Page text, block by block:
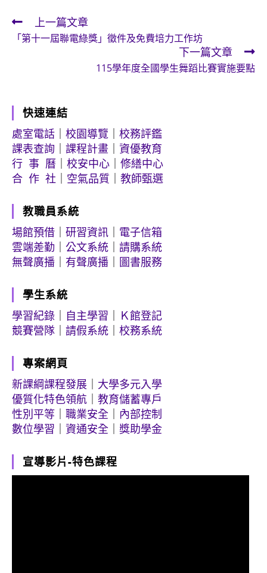
Read
more
上一篇文章
「第十一屆聯電綠獎」徵件及免費培力工作坊
下一篇文章
115學年度全國學生舞蹈比賽實施要點
快速連結
處室電話
校園導覽
校務評鑑
課表查詢
課程計畫
資優教育
行 事 曆
校安中心
修繕中心
合 作 社
空氣品質 教師甄選
教職員系統
場館預借
研習資訊
電子信箱
雲端差勤
公文系統
請購系統
無聲廣播
有聲廣播 圖書服務
學生系統
學習紀錄
自主學習
Ｋ館登記
競賽營隊
請假系統 校務系統
專案網頁
新課綱課程發展
大學多元入學
優質化特色領航
教育儲蓄專戶
性別平等
職業安全
內部控制
數位學習
資通安全 獎助學金
宣導影片-特色課程